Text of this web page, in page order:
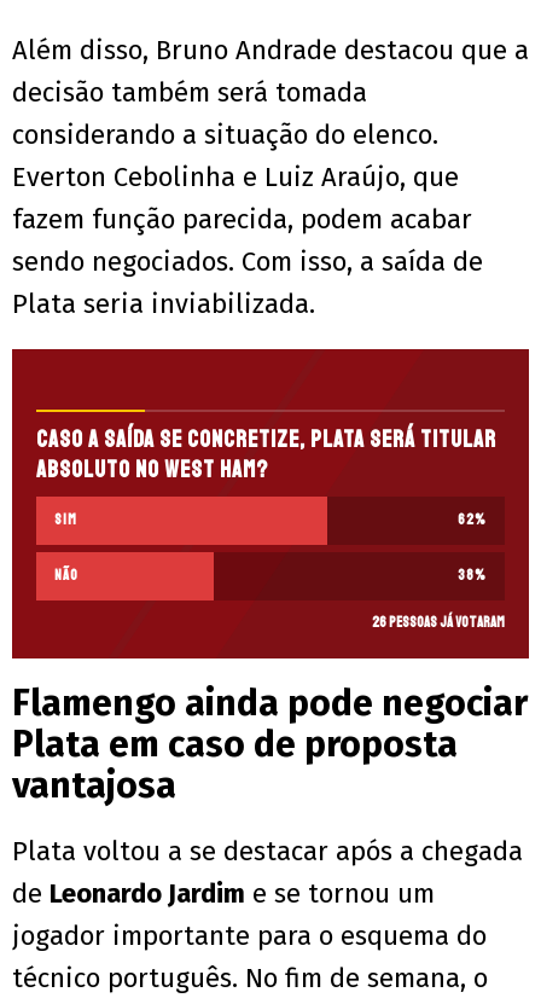
Além disso, Bruno Andrade destacou que a
decisão também será tomada
considerando a situação do elenco.
Everton Cebolinha e Luiz Araújo, que
fazem função parecida, podem acabar
sendo negociados. Com isso, a saída de
Plata seria inviabilizada.
Caso a saída se concretize, Plata será titular
absoluto no West Ham?
Sim 62%
Não 38%
26 pessoas já votaram
Flamengo ainda pode negociar
Plata em caso de proposta
vantajosa
Plata voltou a se destacar após a chegada
de Leonardo Jardim e se tornou um
jogador importante para o esquema do
técnico português. No fim de semana, o